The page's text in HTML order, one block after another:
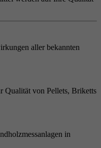
aller bekannten
Qualität von Pellets, Briketts
in